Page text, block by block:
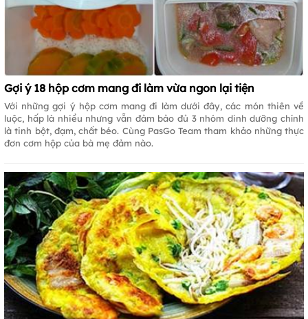
Gợi ý 18 hộp cơm mang đi làm vừa ngon lại tiện
Với những gợi ý hộp cơm mang đi làm dưới đây, các món thiên về
luộc, hấp là nhiều nhưng vẫn đảm bảo đủ 3 nhóm dinh dưỡng chính
là tinh bột, đạm, chất béo. Cùng PasGo Team tham khảo những thực
đơn cơm hộp của bà mẹ đảm nào.